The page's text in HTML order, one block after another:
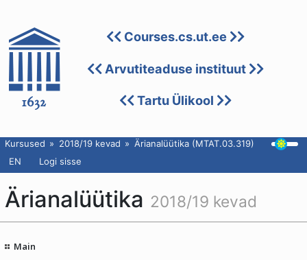
Courses.cs.ut.ee
Arvutiteaduse instituut
Tartu Ülikool
Kursused 2018/19 kevad
Ärianalüütika (MTAT.03.319)
EN
Logi sisse
Ärianalüütika 2018/19 kevad
Main